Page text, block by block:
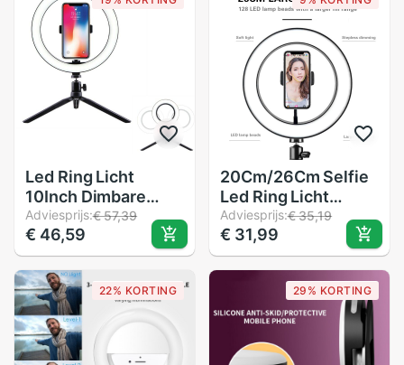
Led Ring Licht
10Inch Dimbare
Selfie Lamp Met
Statief Fotografie
Camera Telefoon
Licht Voor Make
Video Live
Adviesprijs:€ 57,39
€ 46,59
20Cm/26Cm Selfie
Led Ring Licht
Camera Telefoon
Statief Video
Dimbare Lamp
Studio Camera Ring
Led licht
Adviesprijs:€ 35,19
€ 31,99
22% KORTING 29% KORTING